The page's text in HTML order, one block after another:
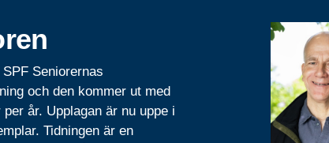
Seniorernas
och den kommer ut med
per år. Upplagan är nu uppe i
Tidningen är en